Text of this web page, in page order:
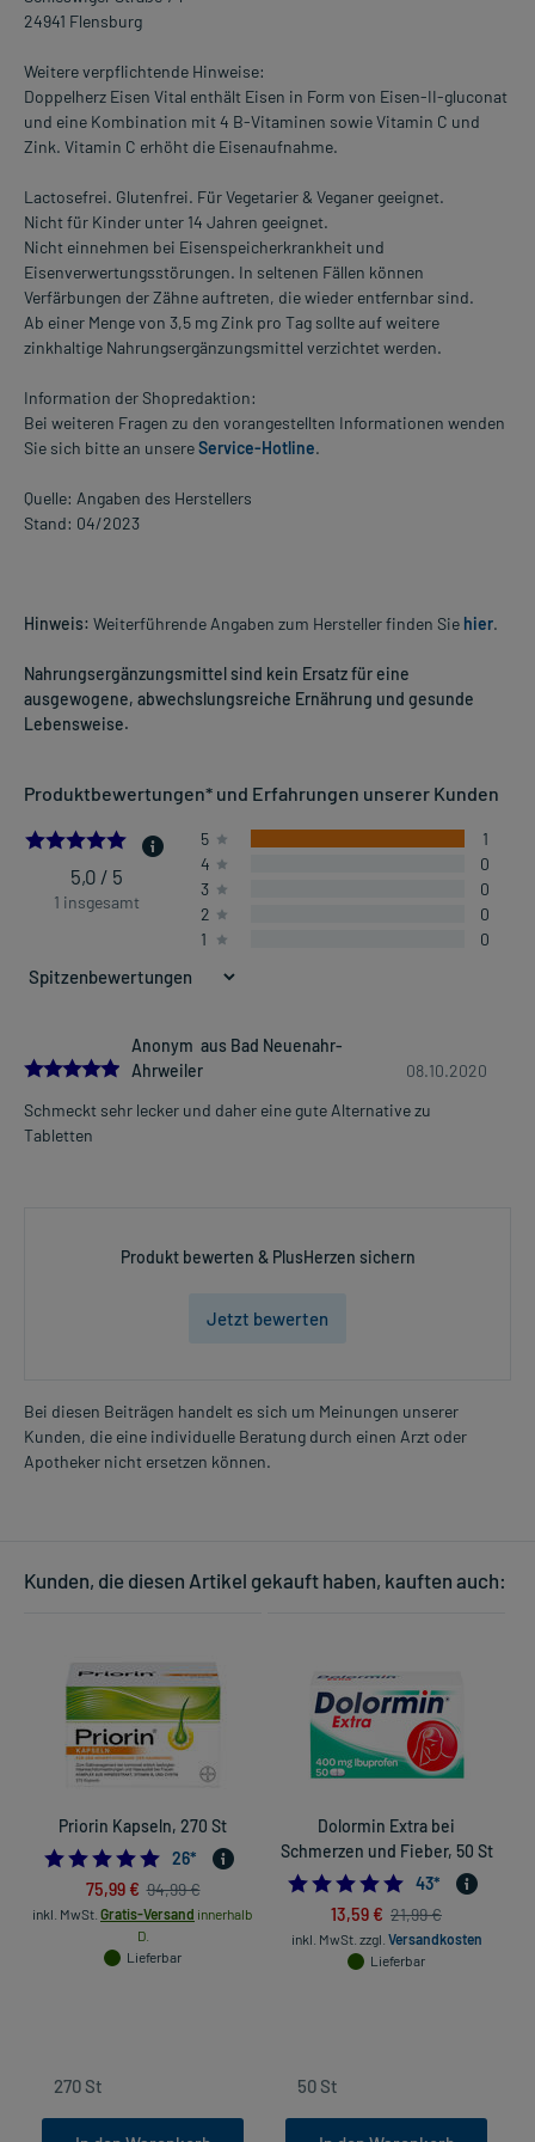
24941 Flensburg
Weitere verpflichtende Hinweise:
Doppelherz Eisen Vital enthält Eisen in Form von Eisen-II-gluconat
und eine Kombination mit 4 B-Vitaminen sowie Vitamin C und
Zink. Vitamin C erhöht die Eisenaufnahme.
Lactosefrei. Glutenfrei. Für Vegetarier & Veganer geeignet.
Nicht für Kinder unter 14 Jahren geeignet.
Nicht einnehmen bei Eisenspeicherkrankheit und
Eisenverwertungsstörungen. In seltenen Fällen können
Verfärbungen der Zähne auftreten, die wieder entfernbar sind.
Ab einer Menge von 3,5 mg Zink pro Tag sollte auf weitere
zinkhaltige Nahrungsergänzungsmittel verzichtet werden.
Information der Shopredaktion:
Bei weiteren Fragen zu den vorangestellten Informationen wenden
Sie sich bitte an unsereService-Hotline.
Quelle: Angaben des Herstellers
Stand: 04/2023
Hinweis: Weiterführende Angaben zum Hersteller finden Sie hier.
Nahrungsergänzungsmittel sind kein Ersatz für eine
ausgewogene, abwechslungsreiche Ernährung und gesunde
Lebensweise.
Produktbewertungen* und Erfahrungen unserer Kunden
5.0
5,0 / 5
1 insgesamt
5
1
4
0
3
0
2
0
1
0
5.0
Anonym aus Bad Neuenahr-
Ahrweiler
08.10.2020
Schmeckt sehr lecker und daher eine gute Alternative zu
Tabletten
Produkt bewerten & PlusHerzen sichern
Jetzt bewerten
Bei diesen Beiträgen handelt es sich um Meinungen unserer
Kunden, die eine individuelle Beratung durch einen Arzt oder
Apotheker nicht ersetzen können.
Kunden, die diesen Artikel gekauft haben, kauften auch:
Priorin Kapseln, 270 St
4.961538461538462
26*
75,99 € 94,99 €
inkl. MwSt. Gratis-Versand innerhalb
D.
Lieferbar
Dolormin Extra bei
Schmerzen und Fieber, 50 St
43*
13,59 € 21,99 €
inkl. MwSt. zzgl. Versandkosten
Lieferbar